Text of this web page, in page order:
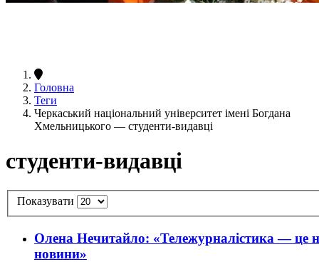
Головна
Теги
Черкаський національний університет імені Богдана
Хмельницького — студенти-видавці
студенти-видавці
Показувати
Олена Нечитайло: «Тележурналістика — це
новини»